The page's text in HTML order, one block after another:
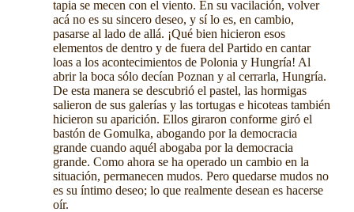
tapia se mecen con el viento. En su vacilación, volver
acá no es su sincero deseo, y sí lo es, en cambio,
pasarse al lado de allá. ¡Qué bien hicieron esos
elementos de dentro y de fuera del Partido en cantar
loas a los acontecimientos de Polonia y Hungría! Al
abrir la boca sólo decían Poznan y al cerrarla, Hungría.
De esta manera se descubrió el pastel, las hormigas
salieron de sus galerías y las tortugas e hicoteas también
hicieron su aparición. Ellos giraron conforme giró el
bastón de Gomulka, abogando por la democracia
grande cuando aquél abogaba por la democracia
grande. Como ahora se ha operado un cambio en la
situación, permanecen mudos. Pero quedarse mudos no
es su íntimo deseo; lo que realmente desean es hacerse
oír.